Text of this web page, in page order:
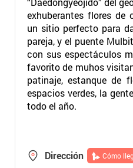
exhuberantes flores de
un sitio perfecto para
pareja, y el puente
con sus espectáculos
favorito de muhos
patinaje, estanque de
espacios verdes, la
todo el año.
Dirección Cómo